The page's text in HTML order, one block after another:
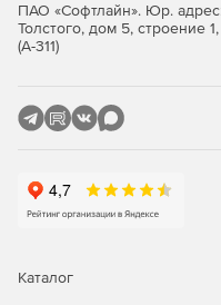
ПАО «Софтлайн». Юр.
Толстого, дом 5, строение
(А-311)
Каталог